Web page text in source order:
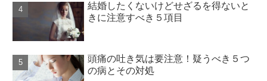
結婚したくないけどせざるを得ないと
きに注意すべき５項目
頭痛の吐き気は要注意！疑うべき５つ
の病とその対処